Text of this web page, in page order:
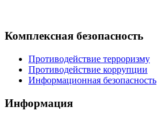
Комплексная безопасность
Противодействие терроризму
Противодействие коррупции
Информационная безопасность
Информация